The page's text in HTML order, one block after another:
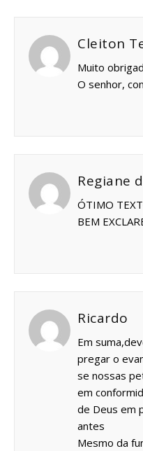
Cleiton
Muito
O senhor,
Regiane
ÓTIMO
BEM
Ricardo
Em
pregar o
se nossas
em
de Deus em
antes
Mesmo da